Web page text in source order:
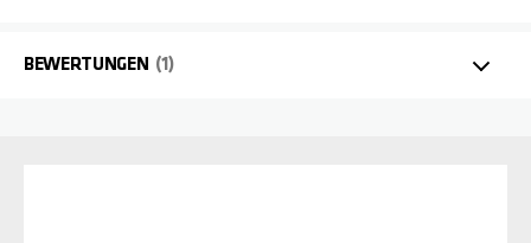
BEWERTUNGEN 1